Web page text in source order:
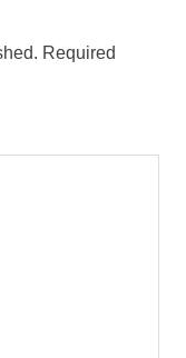
Required